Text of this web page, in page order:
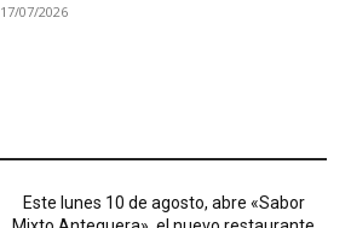
17/07/2026
Este lunes 10 de agosto, abre «Sabor